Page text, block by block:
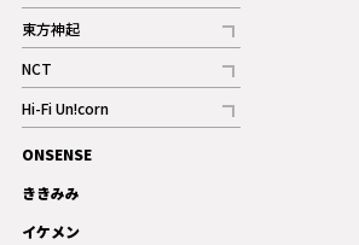
記事
東方神起
記事
NCT
記事
Hi-Fi Un!corn
記事
ギャラリー
ONSENSE
ききみみ
イケメン